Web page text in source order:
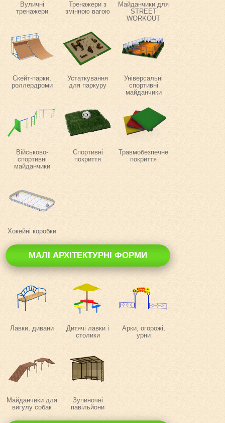
Вуличні
тренажери
Тренажери з
змінною вагою
Майданчики для
STREET
WORKOUT
Скейт-парки,
роллердроми
Устаткування
для паркуру
Універсальні
спортивні
майданчики
Військово-
спортивні
майданчики
Спортивні
покриття
Травмобезпечне
покриття
Хокейні коробки
МАЛІ АРХІТЕКТУРНІ ФОРМИ
Лавки, дивани
Дитячі лавки і
столики
Арки, огорожі,
урни
Майданчики для
вигулу собак
Зупиночні
павільйони